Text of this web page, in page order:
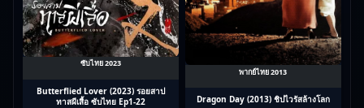
ซับไทย 2023
Butterflied Lover (2023) รอยสาป
ทาสผีเสื้อ ซับไทย Ep1-22
พากย์ไทย 2013
Dragon Day (2013) ชิปไวรัสล้างโลก